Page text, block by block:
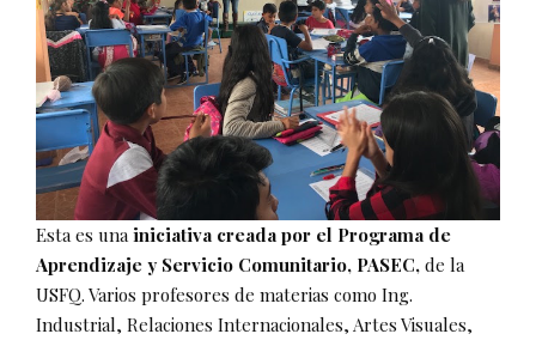
Esta es una iniciativa creada por el Programa de
Aprendizaje y Servicio Comunitario, PASEC, de la
USFQ. Varios profesores de materias como Ing.
Industrial, Relaciones Internacionales, Artes Visuales,